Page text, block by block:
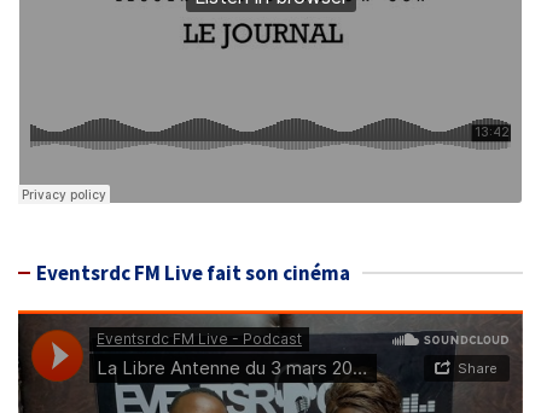
Eventsrdc FM Live fait son cinéma